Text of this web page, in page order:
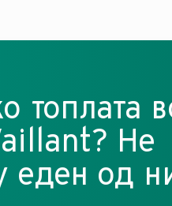
топлата
Не
еден од